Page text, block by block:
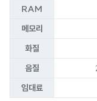
RAM
메모리
화질
음질
임대료